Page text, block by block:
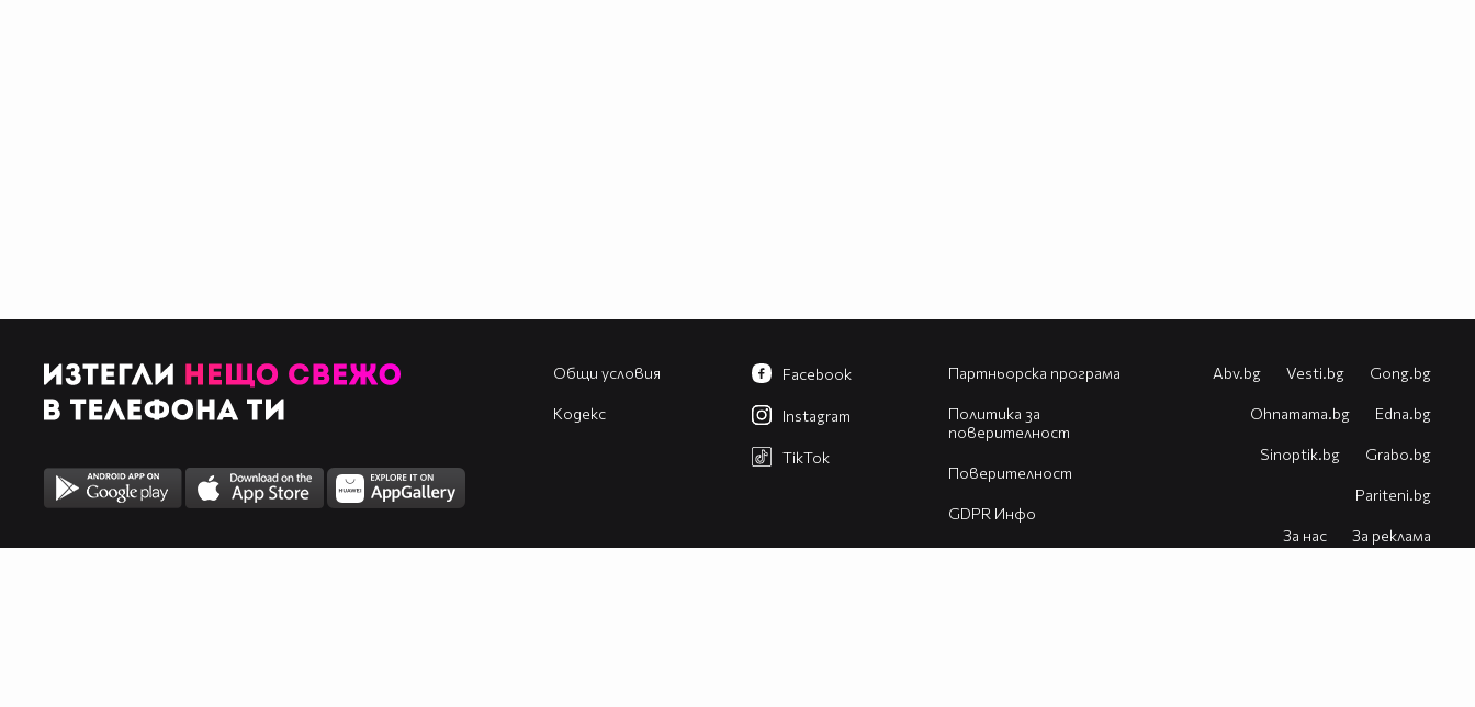
Общи условия
Кодекс
Партньорска програма
Политика за
поверителност
Поверителност
GDPR Инфо
Известия
Facebook
Instagram
TikTok
Abv.bg Vesti.bg Gong.bg
Оhnamama.bg Edna.bg
Sinoptik.bg Grabo.bg
Pariteni.bg
За нас За реклама